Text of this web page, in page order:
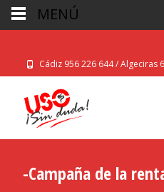
Cádiz 956 226 644 / Algeciras
-Campaña de la
MENÚ